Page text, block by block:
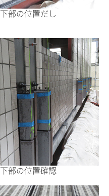
下部の位置だし
下部の位置確認